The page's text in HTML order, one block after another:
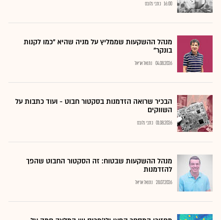
16:00 כתבי גלובס
מנהל ההשקעות שממליץ על מניה שהיא "כמו לקנות
בונקר"
04.08.2026 נתנאל אריאל
הבכיר שרואה הזדמנות בסקטור חבוט - ועוד כתבות על
השווקים
01.08.2026 כתבי גלובס
מנהל ההשקעות שבטוח: זה הסקטור החבוט שהפך
להזדמנות
28.07.2026 נתנאל אריאל